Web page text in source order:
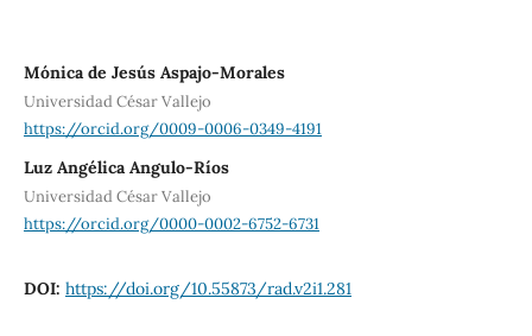
Mónica de Jesús Aspajo-Morales
Universidad César Vallejo
https://orcid.org/0009-0006-0349-4191
Luz Angélica Angulo-Ríos
Universidad César Vallejo
https://orcid.org/0000-0002-6752-6731
DOI: https://doi.org/10.55873/rad.v2i1.281